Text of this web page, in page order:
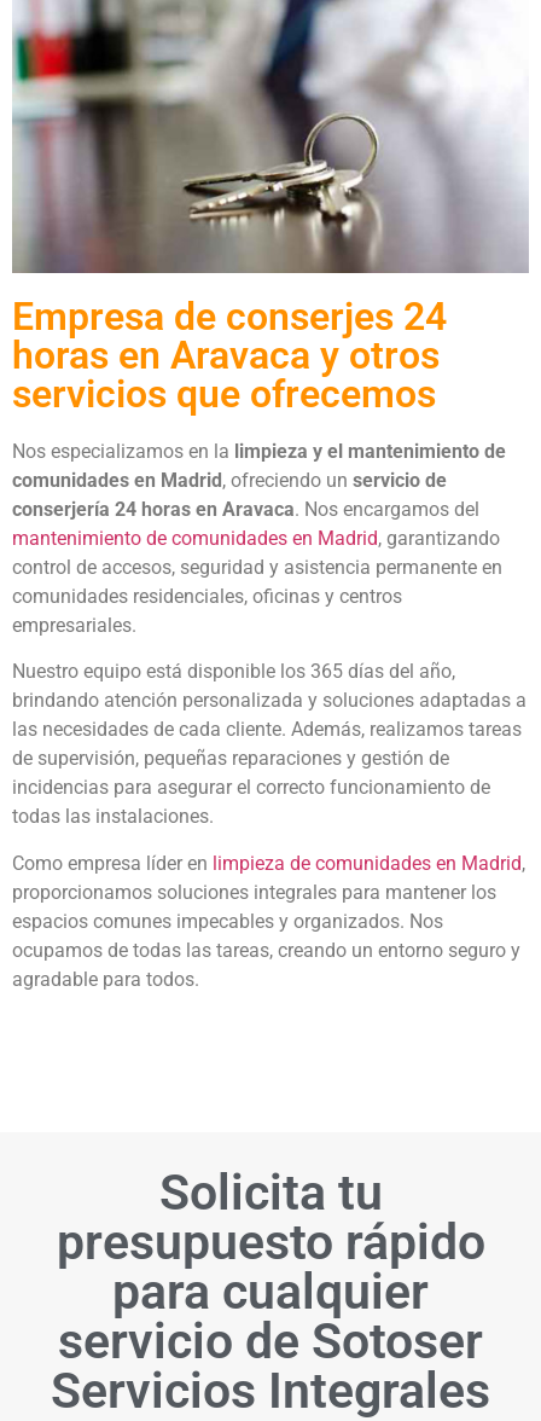
Empresa de conserjes 24
horas en Aravaca y otros
servicios que ofrecemos
Nos especializamos en la limpieza y el mantenimiento de
comunidades en Madrid, ofreciendo un servicio de
conserjería 24 horas en Aravaca. Nos encargamos del
mantenimiento de comunidades en Madrid, garantizando
control de accesos, seguridad y asistencia permanente en
comunidades residenciales, oficinas y centros
empresariales.
Nuestro equipo está disponible los 365 días del año,
brindando atención personalizada y soluciones adaptadas a
las necesidades de cada cliente. Además, realizamos tareas
de supervisión, pequeñas reparaciones y gestión de
incidencias para asegurar el correcto funcionamiento de
todas las instalaciones.
Como empresa líder en limpieza de comunidades en Madrid,
proporcionamos soluciones integrales para mantener los
espacios comunes impecables y organizados. Nos
ocupamos de todas las tareas, creando un entorno seguro y
agradable para todos.
Solicita tu
presupuesto rápido
para cualquier
servicio de Sotoser
Servicios Integrales